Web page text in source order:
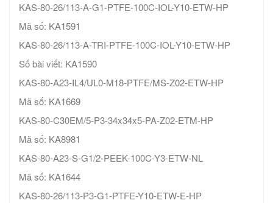
KAS-80-26/113-A-G1-PTFE-100C-IOL-Y10-ETW-HP
Mã số: KA1591
KAS-80-26/113-A-TRI-PTFE-100C-IOL-Y10-ETW-HP
Số bài viết: KA1590
KAS-80-A23-IL4/UL0-M18-PTFE/MS-Z02-ETW-HP
Mã số: KA1669
KAS-80-C30EM/5-P3-34x34x5-PA-Z02-ETM-HP
Mã số: KA8981
KAS-80-A23-S-G1/2-PEEK-100C-Y3-ETW-NL
Mã số: KA1644
KAS-80-26/113-P3-G1-PTFE-Y10-ETW-E-HP